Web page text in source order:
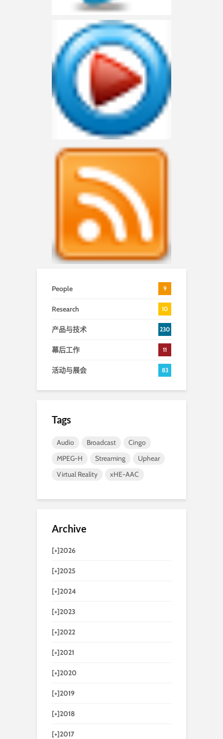
People 9
Research 10
产品与技术 230
幕后工作 11
活动与展会 83
Tags
Audio Broadcast
Cingo
MPEG-H
Streaming
Uphear
Virtual Reality
xHE-AAC
Archive
[+]2026
[+]2025
[+]2024
[+]2023
[+]2022
[+]2021
[+]2020
[+]2019
[+]2018
[+]2017